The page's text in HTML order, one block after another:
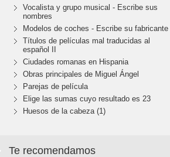
Vocalista y grupo musical - Escribe sus
nombres
Modelos de coches - Escribe su fabricante
Títulos de películas mal traducidas al
español II
Ciudades romanas en Hispania
Obras principales de Miguel Ángel
Parejas de película
Elige las sumas cuyo resultado es 23
Huesos de la cabeza (1)
Te recomendamos